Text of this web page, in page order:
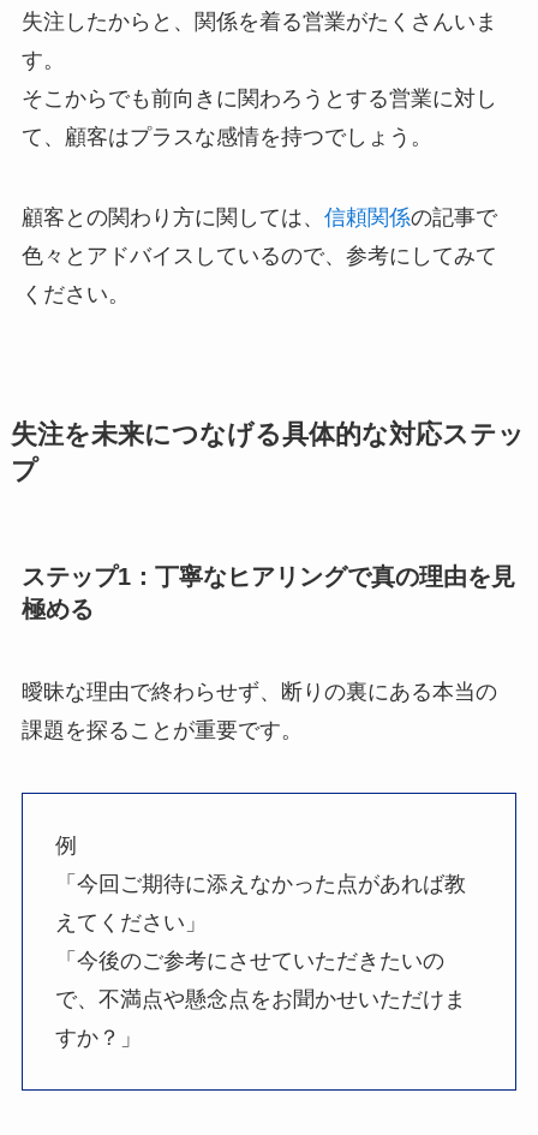
失注したからと、関係を着る営業がたくさんいま
す。
そこからでも前向きに関わろうとする営業に対し
て、顧客はプラスな感情を持つでしょう。
顧客との関わり方に関しては、 信頼関係の記事で
色々とアドバイスしているので、参考にしてみて
ください。
失注を未来につなげる具体的な対応ステッ
プ
ステップ1：丁寧なヒアリングで真の理由を見
極める
曖昧な理由で終わらせず、断りの裏にある本当の
課題を探ることが重要です。
例
「今回ご期待に添えなかった点があれば教
えてください」
「今後のご参考にさせていただきたいの
で、不満点や懸念点をお聞かせいただけま
すか？」